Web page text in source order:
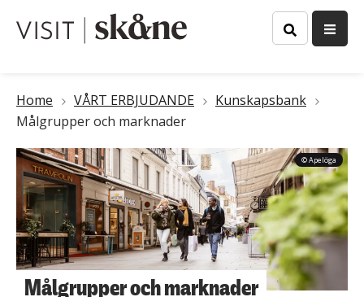
Länkstig
Home VÅRT ERBJUDANDE
Kunskapsbank
Målgrupper och marknader
© Apelöga
Målgrupper och marknader